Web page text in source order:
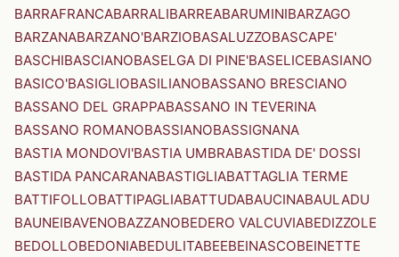
BARRAFRANCABARRALIBARREABARUMINIBARZAGO
BARZANABARZANO'BARZIOBASALUZZOBASCAPE'
BASCHIBASCIANOBASELGA DI PINE'BASELICEBASIANO
BASICO'BASIGLIOBASILIANOBASSANO BRESCIANO
BASSANO DEL GRAPPABASSANO IN TEVERINA
BASSANO ROMANOBASSIANOBASSIGNANA
BASTIA MONDOVI'BASTIA UMBRABASTIDA DE' DOSSI
BASTIDA PANCARANABASTIGLIABATTAGLIA TERME
BATTIFOLLOBATTIPAGLIABATTUDABAUCINABAULADU
BAUNEIBAVENOBAZZANOBEDERO VALCUVIABEDIZZOLE
BEDOLLOBEDONIABEDULITABEEBEINASCOBEINETTE